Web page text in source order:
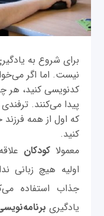
برای شروع به
نیست. اما اگر
کدنویسی کنید، هر
پیدا می‌کنند.
که اول از همه
کنید.
معمولاکودکان
اولیه هیچ زبانی
جذاب استفاده
یادگیری